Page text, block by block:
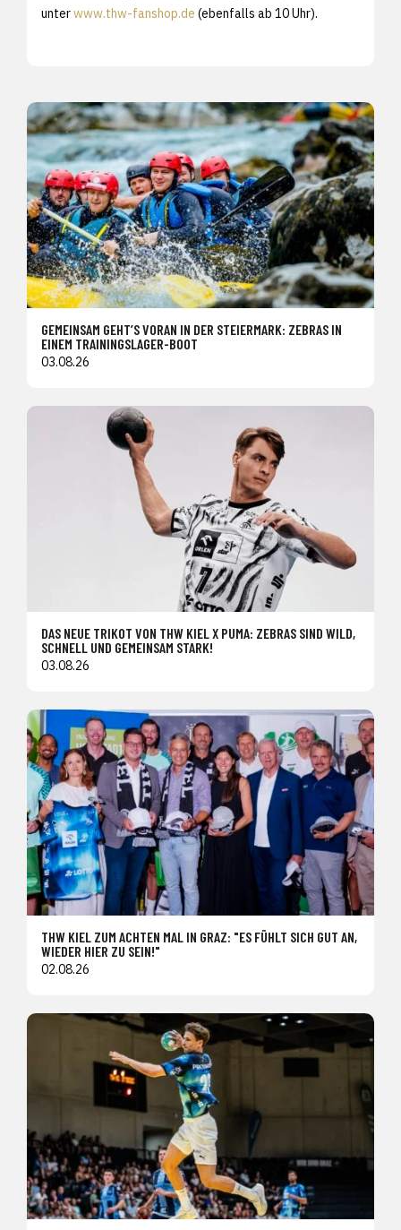
unterwww.thw-fanshop.de (ebenfalls ab 10 Uhr).
GEMEINSAM GEHT’S VORAN IN DER STEIERMARK: ZEBRAS IN
EINEM TRAININGSLAGER-BOOT
03.08.26
DAS NEUE TRIKOT VON THW KIEL X PUMA: ZEBRAS SIND WILD,
SCHNELL UND GEMEINSAM STARK!
03.08.26
THW KIEL ZUM ACHTEN MAL IN GRAZ: "ES FÜHLT SICH GUT AN,
WIEDER HIER ZU SEIN!"
02.08.26